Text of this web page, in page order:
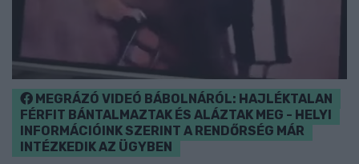
MEGRÁZÓ VIDEÓ BÁBOLNÁRÓL: HAJLÉKTALAN
FÉRFIT BÁNTALMAZTAK ÉS ALÁZTAK MEG - HELYI
INFORMÁCIÓINK SZERINT A RENDŐRSÉG MÁR
INTÉZKEDIK AZ ÜGYBEN